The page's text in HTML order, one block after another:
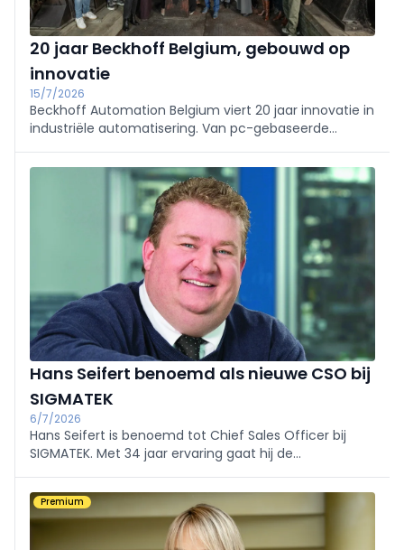
20 jaar Beckhoff Belgium, gebouwd op
innovatie
15/7/2026
Beckhoff Automation Belgium viert 20 jaar innovatie in
industriële automatisering. Van pc-gebaseerde
lokale expertise en een langetermijnvisie de industrie
blijven vernieuwen.
Hans Seifert benoemd als nieuwe CSO bij
SIGMATEK
6/7/2026
Hans Seifert is benoemd tot Chief Sales Officer bij
SIGMATEK. Met 34 jaar ervaring gaat hij de
versterken en de duurzame groei van de
automatiseringsspecialist versnellen.
Premium